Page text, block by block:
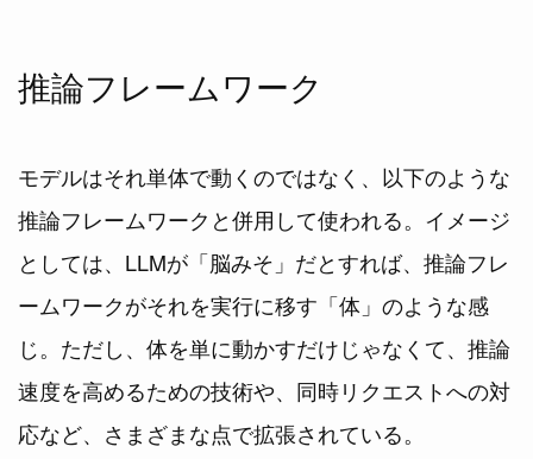
推論フレームワーク
モデルはそれ単体で動くのではなく、以下のような
推論フレームワークと併用して使われる。イメージ
としては、LLMが「脳みそ」だとすれば、推論フレ
ームワークがそれを実行に移す「体」のような感
じ。ただし、体を単に動かすだけじゃなくて、推論
速度を高めるための技術や、同時リクエストへの対
応など、さまざまな点で拡張されている。